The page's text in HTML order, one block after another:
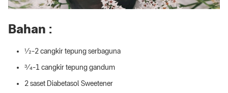
Bahan :
½-2 cangkir tepung serbaguna
¾-1 cangkir tepung gandum
2 saset Diabetasol Sweetener